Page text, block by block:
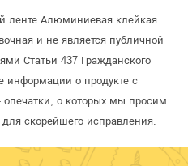
ленте Алюминиевая клейкая
и не является публичной
Статьи 437 Гражданского
информации о продукте с
опечатки, о которых мы просим
скорейшего исправления.